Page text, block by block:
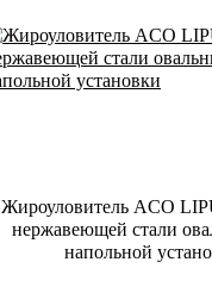
Жироуловитель ACO
нержавеющей стали
напольной